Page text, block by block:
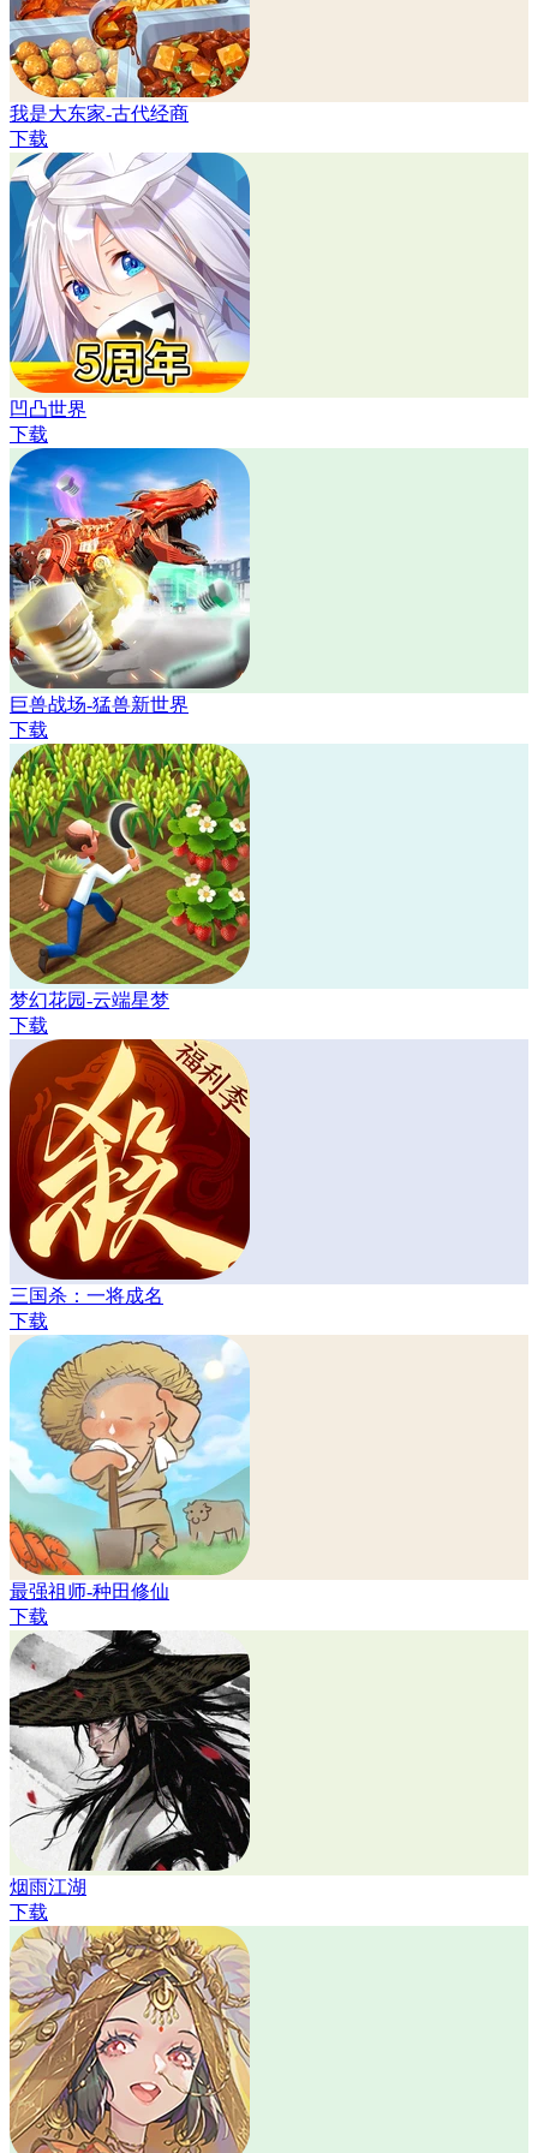
我是大东家-古代经商
下载
凹凸世界
下载
巨兽战场-猛兽新世界
下载
梦幻花园-云端星梦
下载
三国杀：一将成名
下载
最强祖师-种田修仙
下载
烟雨江湖
下载